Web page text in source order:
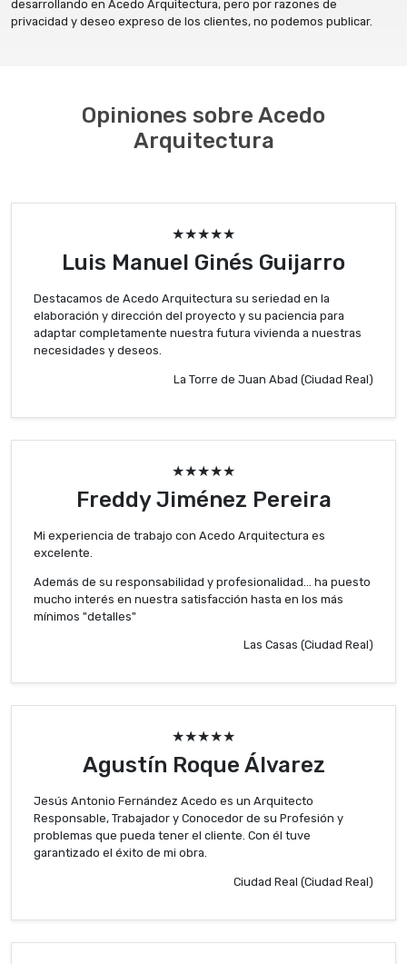
desarrollando en Acedo Arquitectura, pero por razones de
privacidad y deseo expreso de los clientes, no podemos publicar.
Opiniones sobre Acedo
Arquitectura
★★★★★
Luis Manuel Ginés Guijarro
Destacamos de Acedo Arquitectura su seriedad en la
elaboración y dirección del proyecto y su paciencia para
adaptar completamente nuestra futura vivienda a nuestras
necesidades y deseos.
La Torre de Juan Abad (Ciudad Real)
★★★★★
Freddy Jiménez Pereira
Mi experiencia de trabajo con Acedo Arquitectura es
excelente.
Además de su responsabilidad y profesionalidad... ha puesto
mucho interés en nuestra satisfacción hasta en los más
mínimos "detalles"
Las Casas (Ciudad Real)
★★★★★
Agustín Roque Álvarez
Jesús Antonio Fernández Acedo es un Arquitecto
Responsable, Trabajador y Conocedor de su Profesión y
problemas que pueda tener el cliente. Con él tuve
garantizado el éxito de mi obra.
Ciudad Real (Ciudad Real)